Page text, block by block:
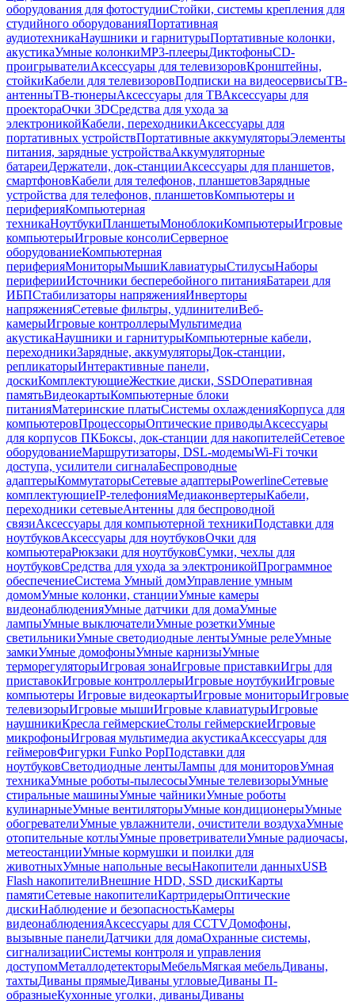
оборудования для фотостудииСтойки, системы крепления для
студийного оборудованияПортативная
аудиотехникаНаушники и гарнитурыПортативные колонки,
акустикаУмные колонкиMP3-плеерыДиктофоныCD-
проигрывателиАксессуары для телевизоровКронштейны,
стойкиКабели для телевизоровПодписки на видеосервисыТВ-
антенныТВ-тюнерыАксессуары для ТВАксессуары для
проектораОчки 3DСредства для ухода за
электроникойКабели, переходникиАксессуары для
портативных устройствПортативные аккумуляторыЭлементы
питания, зарядные устройстваАккумуляторные
батареиДержатели, док-станцииАксессуары для планшетов,
смартфоновКабели для телефонов, планшетовЗарядные
устройства для телефонов, планшетовКомпьютеры и
периферияКомпьютерная
техникаНоутбукиПланшетыМоноблокиКомпьютерыИгровые
компьютерыИгровые консолиСерверное
оборудованиеКомпьютерная
периферияМониторыМышиКлавиатурыСтилусыНаборы
периферииИсточники бесперебойного питанияБатареи для
ИБПСтабилизаторы напряженияИнверторы
напряженияСетевые фильтры, удлинителиВеб-
камерыИгровые контроллерыМультимедиа
акустикаНаушники и гарнитурыКомпьютерные кабели,
переходникиЗарядные, аккумуляторыДок-станции,
репликаторыИнтерактивные панели,
доскиКомплектующиеЖесткие диски, SSDОперативная
памятьВидеокартыКомпьютерные блоки
питанияМатеринские платыСистемы охлажденияКорпуса для
компьютеровПроцессорыОптические приводыАксессуары
для корпусов ПКБоксы, док-станции для накопителейСетевое
оборудованиеМаршрутизаторы, DSL-модемыWi-Fi точки
доступа, усилители сигналаБеспроводные
адаптерыКоммутаторыСетевые адаптерыPowerlineСетевые
комплектующиеIP-телефонияМедиаконвертерыКабели,
переходники сетевыеАнтенны для беспроводной
связиАксессуары для компьютерной техникиПодставки для
ноутбуковАксессуары для ноутбуковОчки для
компьютераРюкзаки для ноутбуковСумки, чехлы для
ноутбуковСредства для ухода за электроникойПрограммное
обеспечениеСистема Умный домУправление умным
домомУмные колонки, станцииУмные камеры
видеонаблюденияУмные датчики для домаУмные
лампыУмные выключателиУмные розеткиУмные
светильникиУмные светодиодные лентыУмные релеУмные
замкиУмные домофоныУмные карнизыУмные
терморегуляторыИгровая зонаИгровые приставкиИгры для
приставокИгровые контроллерыИгровые ноутбукиИгровые
компьютеры Игровые видеокартыИгровые мониторыИгровые
телевизорыИгровые мышиИгровые клавиатурыИгровые
наушникиКресла геймерскиеСтолы геймерскиеИгровые
микрофоныИгровая мультимедиа акустикаАксессуары для
геймеровФигурки Funko PopПодставки для
ноутбуковСветодиодные лентыЛампы для мониторовУмная
техникаУмные роботы-пылесосыУмные телевизорыУмные
стиральные машиныУмные чайникиУмные роботы
кулинарныеУмные вентиляторыУмные кондиционерыУмные
обогревателиУмные увлажнители, очистители воздухаУмные
отопительные котлыУмные проветривателиУмные радиочасы,
метеостанцииУмные кормушки и поилки для
животныхУмные напольные весыНакопители данныхUSB
Flash накопителиВнешние HDD, SSD дискиКарты
памятиСетевые накопителиКартридерыОптические
дискиНаблюдение и безопасностьКамеры
видеонаблюденияАксессуары для CCTVДомофоны,
вызывные панелиДатчики для домаОхранные системы,
сигнализацииСистемы контроля и управления
доступомМеталлодетекторыМебельМягкая мебельДиваны,
тахтыДиваны прямыеДиваны угловыеДиваны П-
образныеКухонные уголки, диваныДиваны